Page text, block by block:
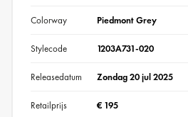
Colorway Piedmont Grey
Stylecode 1203A731-020
Releasedatum Zondag 20 jul 2025
Retailprijs € 195